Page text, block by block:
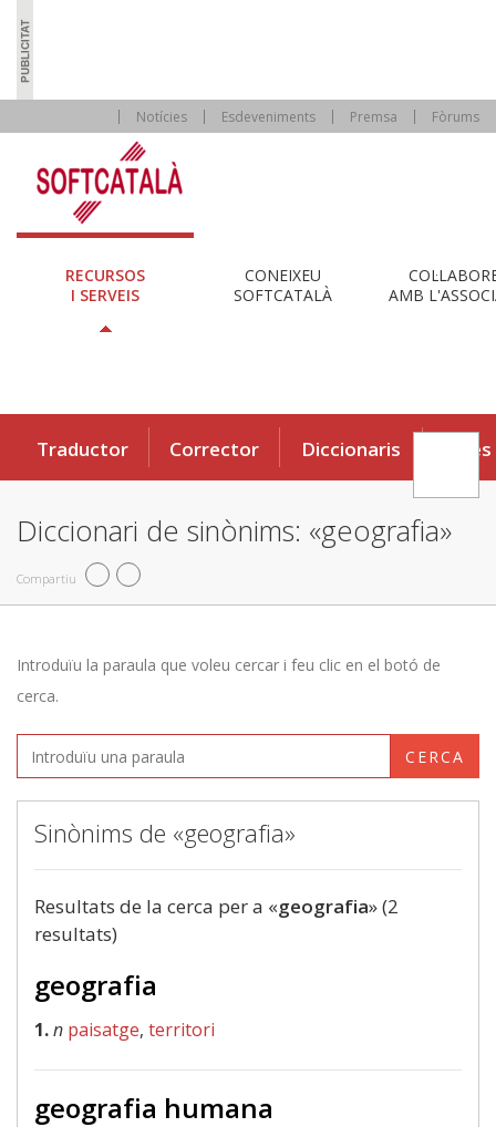
Notícies Esdeveniments Premsa Fòrums
RECURSOS
I SERVEIS
CONEIXEU
SOFTCATALÀ
AMB
Traductor Corrector Diccionaris Eines
Diccionari de sinònims: «geografia»
Compartiu
Introduïu la paraula que voleu cercar i feu clic en el botó de
cerca.
CERCA
Sinònims de «geografia»
Resultats de la cerca per a «geografia» (2
resultats)
geografia
1.n paisatge, territori
geografia humana